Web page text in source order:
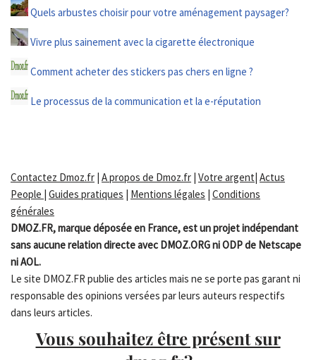
Quels arbustes choisir pour votre aménagement paysager?
Vivre plus sainement avec la cigarette électronique
Comment acheter des stickers pas chers en ligne ?
Le processus de la communication et la e-réputation
Contactez Dmoz.fr | A propos de Dmoz.fr | Votre argent| Actus
People | Guides pratiques | Mentions légales | Conditions
générales
DMOZ.FR, marque déposée en France, est un projet indépendant
sans aucune relation directe avec DMOZ.ORG ni ODP de Netscape
ni AOL.
Le site DMOZ.FR publie des articles mais ne se porte pas garant ni
responsable des opinions versées par leurs auteurs respectifs
dans leurs articles.
Vous souhaitez être présent sur